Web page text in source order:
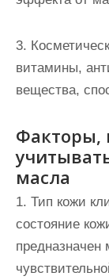
3.
витамины,
вещества,
Факторы,
масла
1. Тип кожи
состояние